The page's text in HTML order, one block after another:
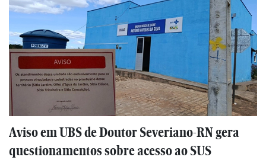
Aviso em UBS de Doutor Severiano-RN gera
questionamentos sobre acesso ao SUS